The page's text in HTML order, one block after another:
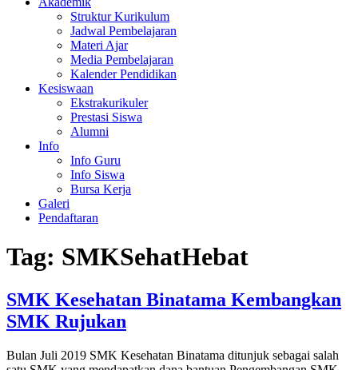
Struktur Kurikulum
Jadwal Pembelajaran
Materi Ajar
Media Pembelajaran
Kalender Pendidikan
Kesiswaan
Ekstrakurikuler
Prestasi Siswa
Alumni
Info
Info Guru
Info Siswa
Bursa Kerja
Galeri
Pendaftaran
Tag: SMKSehatHebat
SMK Kesehatan Binatama Kembangkan
SMK Rujukan
Bulan Juli 2019 SMK Kesehatan Binatama ditunjuk sebagai salah